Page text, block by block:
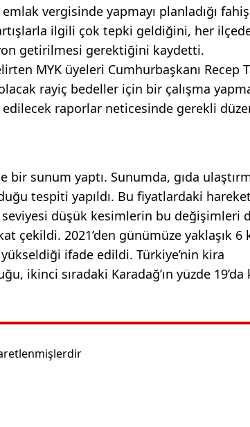
vergisinde yapmayı planladığı
ilgili çok tepki geldiğini, her
getirilmesi gerektiğini kaydetti.
MYK üyeleri Cumhurbaşkanı Recep
rayiç bedeller için bir çalışma
edilecek raporlar neticesinde gerekli
bir sunum yaptı. Sunumda, gıda
tespiti yapıldı. Bu fiyatlardaki
düşük kesimlerin bu değişimleri
çekildi. 2021’den günümüze yaklaşık 6
ifade edildi. Türkiye’nin kira
ikinci sıradaki Karadağ’ın yüzde 19’da